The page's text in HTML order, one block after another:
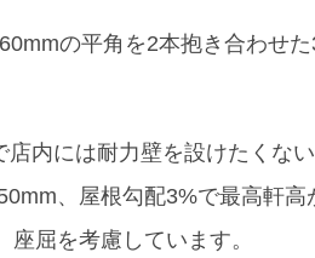
の平角を2本抱き合わせ
店内には耐力壁を設けたくな
、屋根勾配3%で最高軒高
座屈を考慮しています。